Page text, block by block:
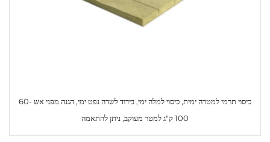
כיסוי תרמי למטרה ימית, כיסוי למלה ימי, בידוד לשדה נפט ימי, הגנה מפני אש 60-
100 ק"ג למטר מעוקב, ניתן להתאמה